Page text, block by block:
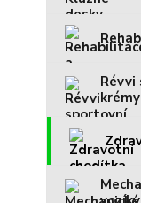
Révvi